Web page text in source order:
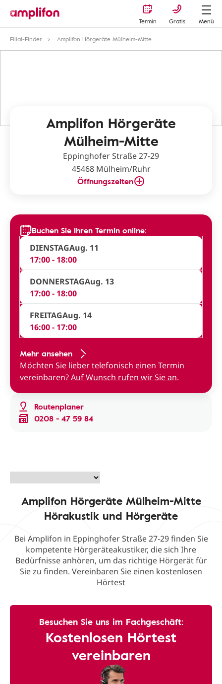
Termin Gratis
Menü
Filial-Finder
Amplifon Hörgeräte Mülheim-Mitte
Amplifon Hörgeräte
Mülheim-Mitte
Eppinghofer Straße 27-29
45468 Mülheim/Ruhr
Öffnungszeiten
Routenplaner
0208 - 47 59 84
Buchen Sie Ihren Termin online:
DIENSTAGAug. 11
17:00 - 18:00
DONNERSTAGAug. 13
17:00 - 18:00
FREITAGAug. 14
16:00 - 17:00
Mehr ansehen
Möchten Sie lieber telefonisch einen Termin
vereinbaren?Auf Wunsch rufen wir Sie an.
Amplifon Hörgeräte Mülheim-Mitte
Hörakustik und Hörgeräte
Bei Amplifon in Eppinghofer Straße 27-29 finden Sie
kompetente Hörgeräteakustiker, die sich Ihre
Bedürfnisse anhören, um das richtige Hörgerät für
Sie zu finden. Vereinbaren Sie einen kostenlosen
Hörtest
Besuchen Sie uns im Fachgeschäft:
Kostenlosen Hörtest
vereinbaren